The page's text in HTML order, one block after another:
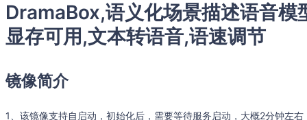
DramaBox,语义化场景描述语音
显存可用,文本转语音,语速调节
镜像简介
1、该镜像支持自启动，初始化后，需要等待服务启动，大概2分钟